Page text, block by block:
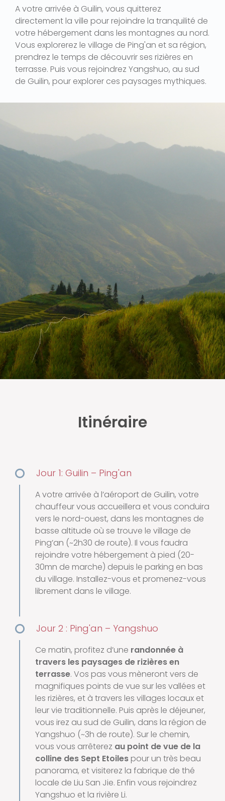
A votre arrivée à Guilin, vous quitterez
directement la ville pour rejoindre la tranquilité de
votre hébergement dans les montagnes au nord.
Vous explorerez le village de Ping'an et sa région,
prendrez le temps de découvrir ses rizières en
terrasse. Puis vous rejoindrez Yangshuo, au sud
de Guilin, pour explorer ces paysages mythiques.
Itinéraire
Jour 1: Guilin – Ping'an
A votre arrivée à l’aéroport de Guilin, votre
chauffeur vous accueillera et vous conduira
vers le nord-ouest, dans les montagnes de
basse altitude où se trouve le village de
Ping’an (~2h30 de route). Il vous faudra
rejoindre votre hébergement à pied (20-
30mn de marche) depuis le parking en bas
du village. Installez-vous et promenez-vous
librement dans le village.
Jour 2 : Ping'an – Yangshuo
Ce matin, profitez d’une randonnée à
travers les paysages de rizières en
terrasse. Vos pas vous mèneront vers de
magnifiques points de vue sur les vallées et
les rizières, et à travers les villages locaux et
leur vie traditionnelle. Puis après le déjeuner,
vous irez au sud de Guilin, dans la région de
Yangshuo (~3h de route). Sur le chemin,
vous vous arrêterez au point de vue de la
colline des Sept Etoiles pour un très beau
panorama, et visiterez la fabrique de thé
locale de Liu San Jie. Enfin vous rejoindrez
Yangshuo et la rivière Li.